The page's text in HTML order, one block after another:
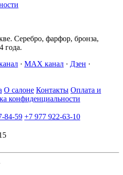
Серебро, фарфор, бронза,
года.
· MAX канал · Дзен ·
О салоне Контакты Оплата и
конфиденциальности
84-59 +7 977 922-63-10